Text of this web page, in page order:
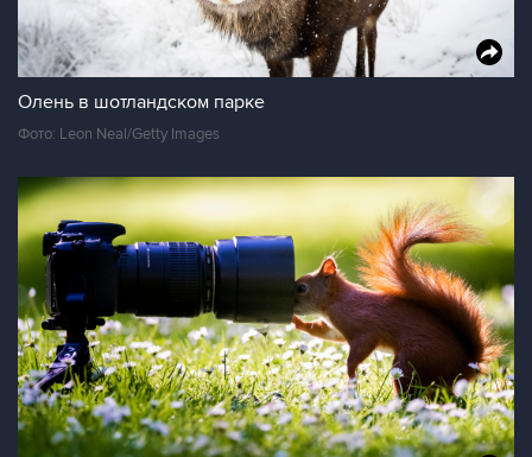
Олень в шотландском парке
Фото: Leon Neal/Getty Images